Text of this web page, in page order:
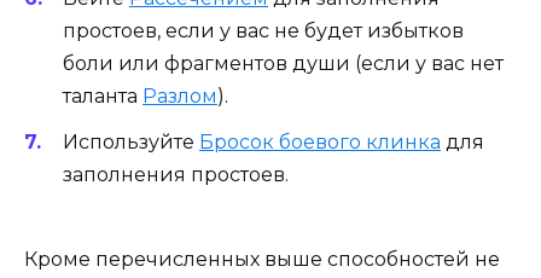
простоев, если у вас не будет избытков
боли или фрагментов души (если у вас нет
таланта Разлом).
Используйте Бросок боевого клинка для
заполнения простоев.
Кроме перечисленных выше способностей не